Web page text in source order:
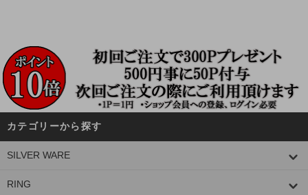
カテゴリーから探す
SILVER WARE
RING